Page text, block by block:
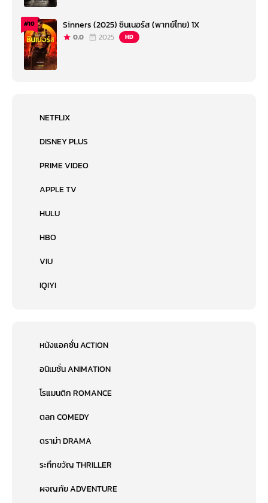
#10 Sinners (2025) ซินเนอร์ส (พากย์ไทย) 1X
0.0 2025 HD
NETFLIX
DISNEY PLUS
PRIME VIDEO
APPLE TV
HULU
HBO
VIU
IQIYI
หนังแอคชั่น ACTION
อนิเมชั่น ANIMATION
โรแมนติก ROMANCE
ตลก COMEDY
ดราม่า DRAMA
ระทึกขวัญ THRILLER
ผจญภัย ADVENTURE